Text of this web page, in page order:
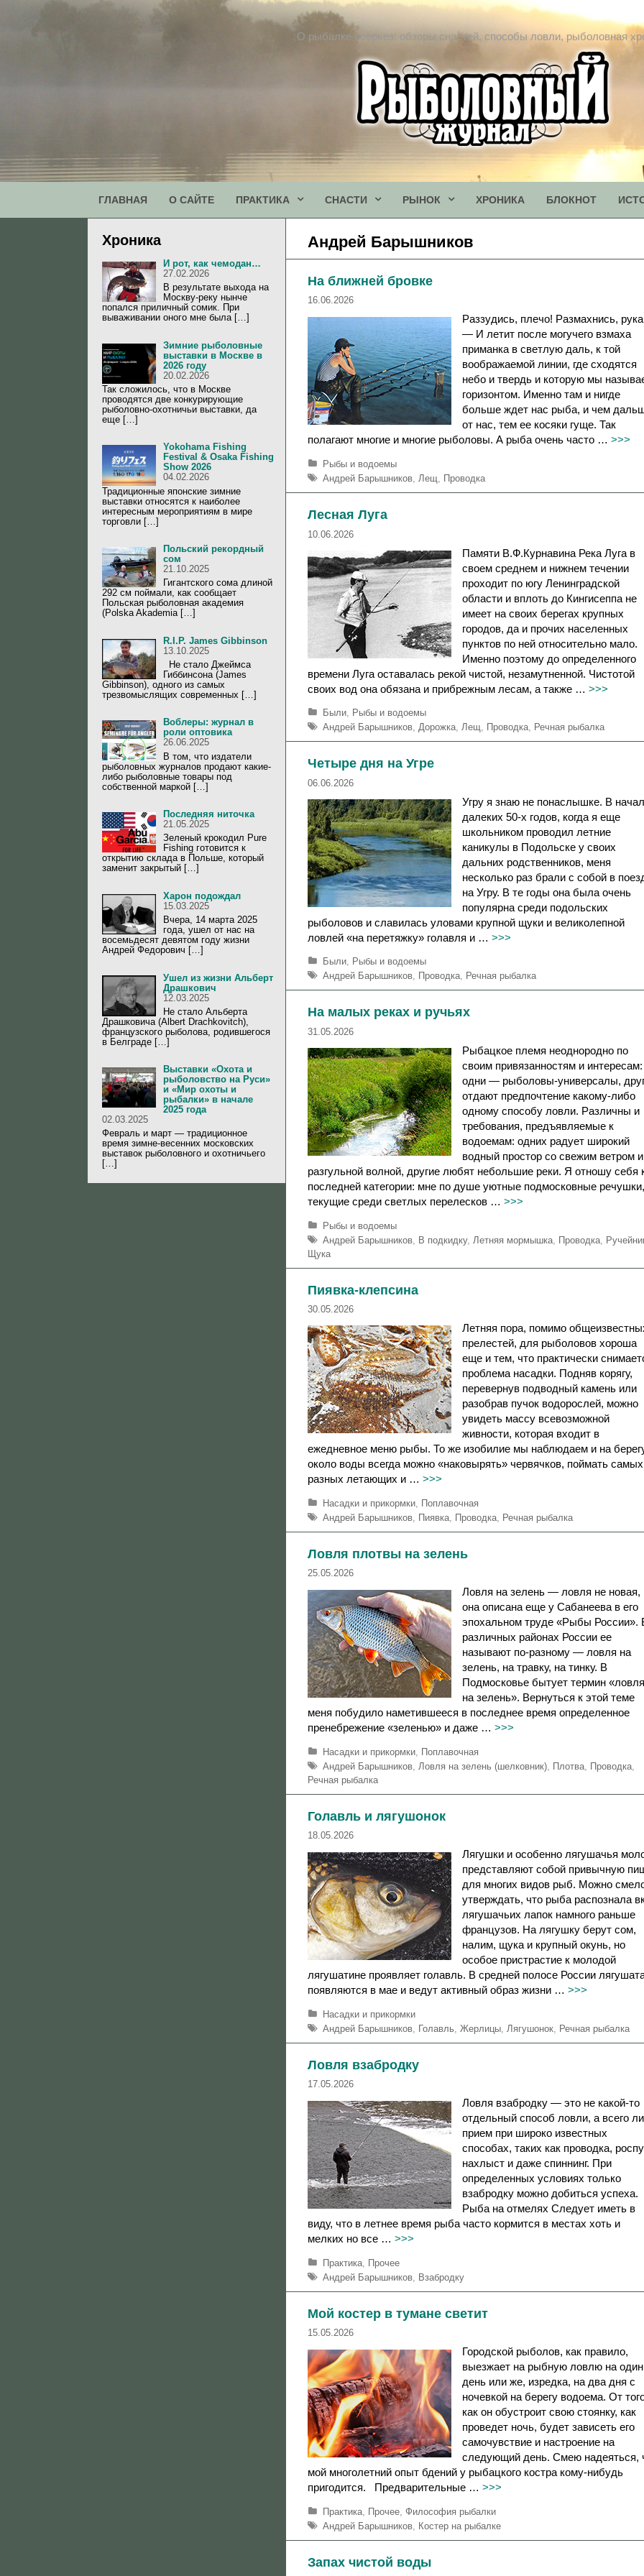
О рыбалке всерьез: обзоры снастей, способы ловли, рыболовная
ГЛАВНАЯ О САЙТЕ ПРАКТИКА СНАСТИ РЫНОК ХРОНИКА БЛОКНОТ
Андрей Барышников
На ближней бровке
16.06.2026
Раззудись, плечо! Размахнись,
— И летит после могучего взмаха
приманка в светлую даль, к той
воображаемой линии, где сходятся
небо и твердь и которую мы
горизонтом. Именно там и нигде
больше ждет нас рыба, и чем
от нас, тем ее косяки гуще. Так
полагают многие и многие рыболовы. А рыба очень часто … >>>
Р
у
б
и
к
Рыбы и водоемы
М
е
к
и
Андрей Барышников, Лещ, Проводка
Лесная Луга
10.06.2026
Памяти В.Ф.Курнавина Река Луга в
своем среднем и нижнем течении
проходит по югу Ленинградской
области и вплоть до Кингисеппа не
имеет на своих берегах крупных
городов, да и прочих населенных
пунктов по ней относительно мало.
Именно поэтому до определенного
времени Луга оставалась рекой чистой, незамутненной. Чистотой
своих вод она обязана и прибрежным лесам, а также … >>>
Р
у
б
и
к
Были, Рыбы и водоемы
М
е
к
и
Андрей Барышников, Дорожка, Лещ, Проводка, Речная рыбалка
Четыре дня на Угре
06.06.2026
Угру я знаю не понаслышке. В
далеких 50-х годов, когда я еще
школьником проводил летние
каникулы в Подольске у своих
дальних родственников, меня
несколько раз брали с собой в
на Угру. В те годы она была очень
популярна среди подольских
рыболовов и славилась уловами крупной щуки и великолепной
ловлей «на перетяжку» голавля и … >>>
Р
у
б
и
к
Были, Рыбы и водоемы
М
е
к
и
Андрей Барышников, Проводка, Речная рыбалка
На малых реках и ручьях
31.05.2026
Рыбацкое племя неоднородно по
своим привязанностям и интересам:
одни — рыболовы-универсалы,
отдают предпочтение какому-либо
одному способу ловли. Различны и
требования, предъявляемые к
водоемам: одних радует широкий
водный простор со свежим ветром и
разгульной волной, другие любят небольшие реки. Я отношу себя
последней категории: мне по душе уютные подмосковные речушки,
текущие среди светлых перелесков … >>>
Р
у
б
р
к
и
Рыбы и водоемы
М
е
т
и
Андрей Барышников, В подкидку, Летняя мормышка, Проводка,
Щука
Пиявка-клепсина
30.05.2026
Летняя пора, помимо
прелестей, для рыболовов хороша
еще и тем, что практически
проблема насадки. Подняв корягу,
перевернув подводный камень или
разобрав пучок водорослей, можно
увидеть массу всевозможной
живности, которая входит в
ежедневное меню рыбы. То же изобилие мы наблюдаем и на
около воды всегда можно «наковырять» червячков, поймать самых
разных летающих и … >>>
Р
у
б
и
к
Насадки и прикормки, Поплавочная
М
е
к
и
Андрей Барышников, Пиявка, Проводка, Речная рыбалка
Ловля плотвы на зелень
25.05.2026
Ловля на зелень — ловля не новая,
она описана еще у Сабанеева в его
эпохальном труде «Рыбы России».
различных районах России ее
называют по-разному — ловля на
зелень, на травку, на тинку. В
Подмосковье бытует термин «ловля
на зелень». Вернуться к этой теме
меня побудило наметившееся в последнее время определенное
пренебрежение «зеленью» и даже … >>>
Р
у
б
р
к
и
Насадки и прикормки,
Поплавочная
М
е
т
и
Андрей Барышников, Ловля на зелень (шелковник), Плотва, Проводка,
Речная рыбалка
Голавль и лягушонок
18.05.2026
Лягушки и особенно лягушачья
представляют собой привычную
для многих видов рыб. Можно
утверждать, что рыба распознала
лягушачьих лапок намного раньше
французов. На лягушку берут сом,
налим, щука и крупный окунь, но
особое пристрастие к молодой
лягушатине проявляет голавль. В средней полосе России
появляются в мае и ведут активный образ жизни … >>>
Р
у
б
и
к
Насадки и прикормки
М
е
к
и
Андрей Барышников, Голавль Жерлицы, Лягушонок, Речная рыбалка
Ловля взабродку
17.05.2026
Ловля взабродку — это не какой-то
отдельный способ ловли, а всего
прием при широко известных
способах, таких как проводка,
нахлыcт и даже спиннинг. При
определенных условиях только
взабродку можно добиться успеха.
Рыба на отмелях Следует иметь в
виду, что в летнее время рыба часто кормится в местах хоть и
мелких но все … >>>
Р
у
б
и
к
Практика, Прочее
М
е
к
и
Андрей Барышников, Взабродку
Мой костер в тумане светит
15.05.2026
Городской рыболов, как правило,
выезжает на рыбную ловлю на один
день или же, изредка, на два дня с
ночевкой на берегу водоема. От
как он обустроит свою стоянку, как
проведет ночь, будет зависеть его
самочувствие и настроение на
следующий день. Смею надеяться,
мой многолетний опыт бдений у рыбацкого костра кому-нибудь
пригодится. Предварительные … >>>
Р
у
б
и
Практика, Прочее, Философия рыбалки
М
е
к
Андрей Барышников, Костер на рыбалке
Запах чистой воды
Хроника
И рот, как чемодан…
27.02.2026
В результате выхода на
Москву-реку нынче
попался приличный сомик. При
вываживании оного мне была […]
Зимние рыболовные
выставки в Москве в
2026 году
20.02.2026
Так сложилось, что в Москве
проводятся две конкурирующие
рыболовно-охотничьи выставки, да
еще […]
Yokohama Fishing
Festival & Osaka Fishing
Show 2026
04.02.2026
Традиционные японские зимние
выставки относятся к наиболее
интересным мероприятиям в мире
торговли […]
Польский рекордный
сом
21.10.2025
Гигантского сома длиной
292 см поймали, как сообщает
Польская рыболовная академия
(Polska Akademia […]
R.I.P. James Gibbinson
13.10.2025
Не стало Джеймса
Гиббинсона (James
Gibbinson), одного из самых
трезвомыслящих современных […]
Воблеры: журнал в
роли оптовика
26.06.2025
В том, что издатели
рыболовных журналов продают какие-
либо рыболовные товары под
собственной маркой […]
Последняя ниточка
21.05.2025
Зеленый крокодил Pure
Fishing готовится к
открытию склада в Польше, который
заменит закрытый […]
Харон подождал
15.03.2025
Вчера, 14 марта 2025
года, ушел от нас на
восемьдесят девятом году жизни
Андрей Федорович […]
Ушел из жизни Альберт
Драшкович
12.03.2025
Не стало Альберта
Драшковича (Albert Drachkovitch),
французского рыболова, родившегося
в Белграде […]
Выставки «Охота и
рыболовство на Руси»
и «Мир охоты и
рыбалки» в начале
2025 года
02.03.2025
Февраль и март — традиционное
время зимне-весенних московских
выставок рыболовного и охотничьего
[…]